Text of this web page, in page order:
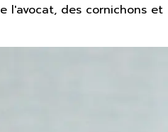
l'avocat, des cornichons et